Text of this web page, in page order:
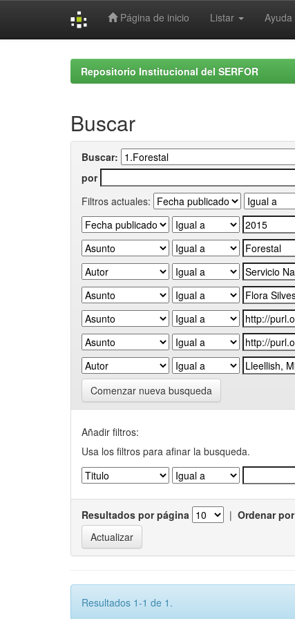
Página de inicio Listar Ayuda
Repositorio Institucional del SERFOR
Buscar
Buscar:
por
Filtros actuales:
Comenzar nueva busqueda
Añadir filtros:
Usa los filtros para afinar la busqueda.
Resultados por página | Ordenar por
Resultados 1-1 de 1.